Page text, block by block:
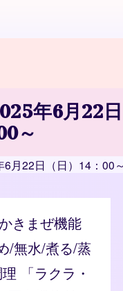
年6月22日
～
6月22日（日）14：00
きまぜ機能
/無水/煮る/蒸
「ラクラ・